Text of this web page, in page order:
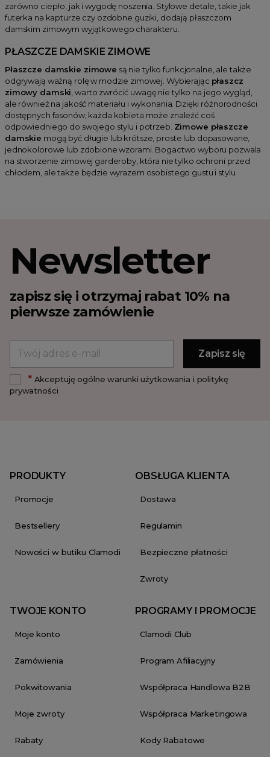
zarówno ciepło, jak i wygodę noszenia. Stylowe detale, takie jak
futerka na kapturze czy ozdobne guziki, dodają płaszczom
damskim zimowym wyjątkowego charakteru.
PŁASZCZE DAMSKIE ZIMOWE
Płaszcze damskie zimowe są nie tylko funkcjonalne, ale także
odgrywają ważną rolę w modzie zimowej. Wybierając płaszcz
zimowy damski , warto zwrócić uwagę nie tylko na jego wygląd,
ale również na jakość materiału i wykonania. Dzięki różnorodności
dostępnych fasonów, każda kobieta może znaleźć coś
odpowiedniego do swojego stylu i potrzeb. Zimowe płaszcze
damskie mogą być długie lub krótsze, proste lub dopasowane,
jednokolorowe lub zdobione wzorami. Bogactwo wyboru pozwala
na stworzenie zimowej garderoby, która nie tylko ochroni przed
chłodem, ale także będzie wyrazem osobistego gustu i stylu.
Newsletter
zapisz się i otrzymaj rabat 10% na
pierwsze zamówienie
*Akceptuję ogólne warunki użytkowania i politykę
prywatności
PRODUKTY
Promocje
Bestsellery
Nowości w butiku Clamodi
OBSŁUGA KLIENTA
Dostawa
Regulamin
Bezpieczne płatności
Zwroty
TWOJE KONTO
Moje konto
Zamówienia
Pokwitowania
Moje zwroty
Rabaty
PROGRAMY I PROMOCJE
Clamodi Club
Program Afiliacyjny
Współpraca Handlowa B2B
Współpraca Marketingowa
Kody Rabatowe